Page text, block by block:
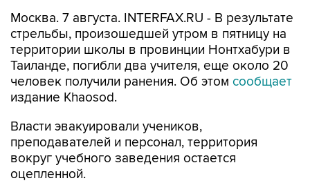
Москва. 7 августа. INTERFAX.RU - В результате
стрельбы, произошедшей утром в пятницу на
территории школы в провинции Нонтхабури в
Таиланде, погибли два учителя, еще около 20
человек получили ранения. Об этом сообщает
издание Khaosod.
Власти эвакуировали учеников,
преподавателей и персонал, территория
вокруг учебного заведения остается
оцепленной.